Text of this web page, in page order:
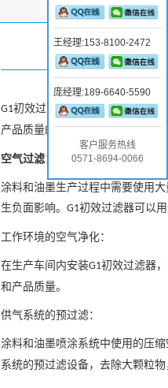
G1初效过滤器在涂料和油墨生产
产品质量的稳定。以下是G1初效
空气过滤：
涂料和油墨生产过程中需要使用
生负面影响。 G1初效过滤器可以
工作环境的空气净化：
在生产车间内安装G1初效过滤器
和产品质量。
供气系统的预过滤：
涂料和油墨喷涂系统中使用的压
系统的预过滤设备，去除大颗粒
王经理:153-8100-2472
庞经理:189-6640-5590
客户服务热线
0571-8694-0066